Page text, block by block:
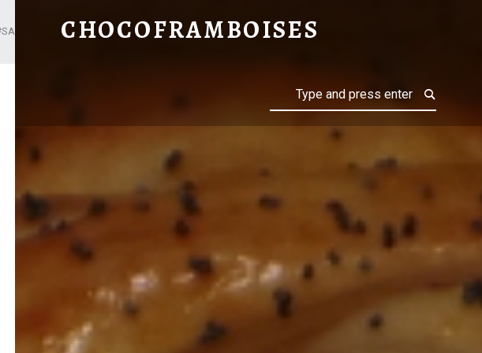
CHOCOFRAMBOISES
SAUCE TOMATE